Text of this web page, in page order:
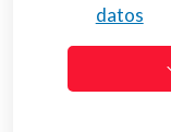
datos